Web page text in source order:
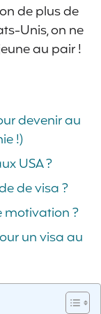
de plus de
Unis, on ne
au pair !
devenir au
!)
USA ?
de visa ?
motivation ?
un visa au